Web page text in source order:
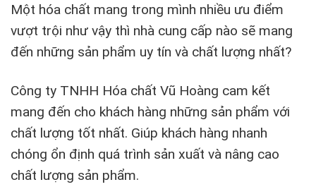
Một hóa chất mang trong mình nhiều ưu điểm
vượt trội như vậy thì nhà cung cấp nào sẽ mang
đến những sản phẩm uy tín và chất lượng nhất?
Công ty TNHH Hóa chất Vũ Hoàng cam kết
mang đến cho khách hàng những sản phẩm với
chất lượng tốt nhất. Giúp khách hàng nhanh
chóng ổn định quá trình sản xuất và nâng cao
chất lượng sản phẩm.